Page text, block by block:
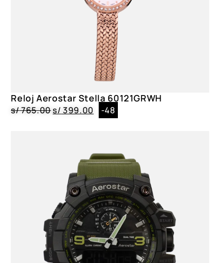
Reloj Aerostar Stella 60121GRWH
s/765.00s/ 399.00 -48